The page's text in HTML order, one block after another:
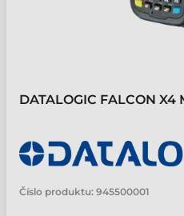
DATALOGIC FALCON
Číslo produktu: 945500001